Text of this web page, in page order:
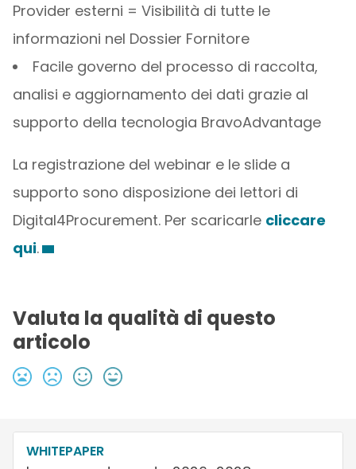
Provider esterni = Visibilità di tutte le
informazioni nel Dossier Fornitore
Facile governo del processo di raccolta,
analisi e aggiornamento dei dati grazie al
supporto della tecnologia BravoAdvantage
La registrazione del webinar e le slide a
supporto sono disposizione dei lettori di
Digital4Procurement. Per scaricarle cliccare
qui.
Valuta la qualità di questo
articolo
WHITEPAPER